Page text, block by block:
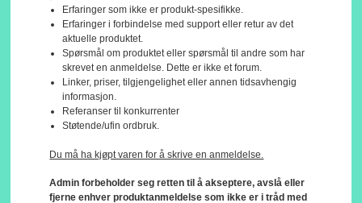
Erfaringer som ikke er produkt-spesifikke.
Erfaringer i forbindelse med support eller retur av det
aktuelle produktet.
Spørsmål om produktet eller spørsmål til andre som har
skrevet en anmeldelse. Dette er ikke et forum.
Linker, priser, tilgjengelighet eller annen tidsavhengig
informasjon.
Referanser til konkurrenter
Støtende/ufin ordbruk.
Du må ha kjøpt varen for å skrive en anmeldelse.
Admin forbeholder seg retten til å akseptere, avslå eller
fjerne enhver produktanmeldelse som ikke er i tråd med